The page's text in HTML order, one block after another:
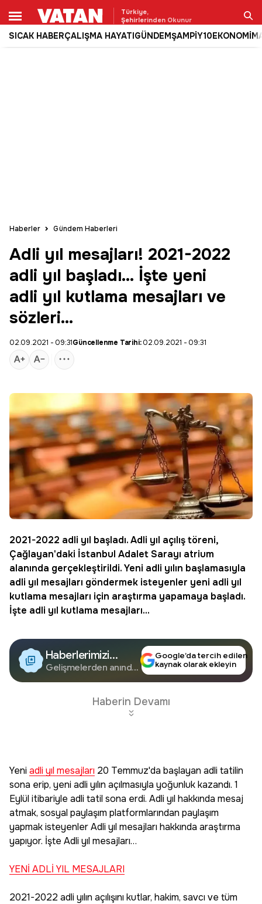
Türkiye,
Şehirlerinden Okunur
SICAK HABERÇALIŞMA HAYATIGÜNDEMŞAMPİY10EKONOMİ
Ara
Haberler Gündem Haberleri
Adli yıl mesajları! 2021-2022
adli yıl başladı… İşte yeni
adli yıl kutlama mesajları ve
sözleri…
02.09.2021 - 09:31Güncellenme Tarihi:02.09.2021 - 09:31
2021-2022 adli yıl başladı. Adli yıl açılış töreni,
Çağlayan'daki İstanbul Adalet Sarayı atrium
alanında gerçekleştirildi. Yeni adli yılın başlamasıyla
adli yıl mesajları göndermek isteyenler yeni adli yıl
kutlama mesajları için araştırma yapamaya başladı.
İşte adli yıl kutlama mesajları...
Haberlerimizi
Google'da Takip
Edin
Gelişmelerden anında
Google’da tercih edilen
kaynak olarak ekleyin
Haberin Devamı
Yeniadli yıl mesajları 20 Temmuz'da başlayan adli tatilin
sona erip, yeni adli yılın açılmasıyla yoğunluk kazandı. 1
Eylül itibariyle adli tatil sona erdi. Adli yıl hakkında mesaj
atmak, sosyal paylaşım platformlarından paylaşım
yapmak isteyenler Adli yıl mesajları hakkında araştırma
yapıyor. İşte Adli yıl mesajları…
YENİ ADLİ YIL MESAJLARI
2021-2022 adli yılın açılışını kutlar, hakim, savcı ve tüm